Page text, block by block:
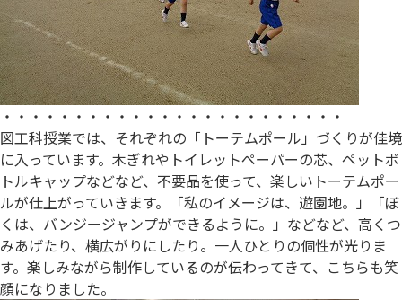
・・・・・・・・・・・・・・・・・・・・・・・・
図工科授業では、それぞれの「トーテムポール」づくりが佳境
に入っています。木ぎれやトイレットペーパーの芯、ペットボ
トルキャップなどなど、不要品を使って、楽しいトーテムポー
ルが仕上がっていきます。「私のイメージは、遊園地。」「ぼ
くは、バンジージャンプができるように。」などなど、高くつ
みあげたり、横広がりにしたり。一人ひとりの個性が光りま
す。楽しみながら制作しているのが伝わってきて、こちらも笑
顔になりました。